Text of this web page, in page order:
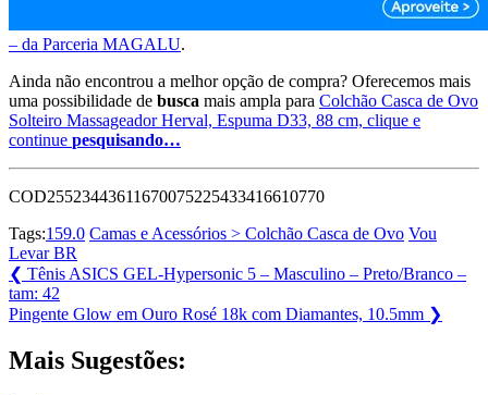
– da Parceria MAGALU.
Ainda não encontrou a melhor opção de compra? Oferecemos mais
uma possibilidade de busca mais ampla para Colchão Casca de Ovo
Solteiro Massageador Herval, Espuma D33, 88 cm, clique e
continue pesquisando…
COD25523443611670075225433416610770
Tags:159.0 Camas e Acessórios > Colchão Casca de Ovo Vou
Levar BR
Navegação
de
❮ Previous
Post:
Tênis ASICS GEL-Hypersonic 5 – Masculino – Preto/Branco –
tam: 42
Next
Pingente Glow em Ouro Rosé 18k com Diamantes, 10.5mm ❯
Mais Sugestões: